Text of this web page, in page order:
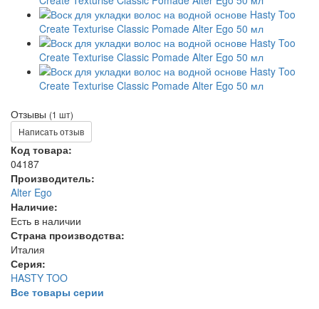
Отзывы (1 шт)
Написать отзыв
Код товара:
04187
Производитель:
Alter Ego
Наличие:
Есть в наличии
Страна производства:
Италия
Серия:
HASTY TOO
Все товары серии